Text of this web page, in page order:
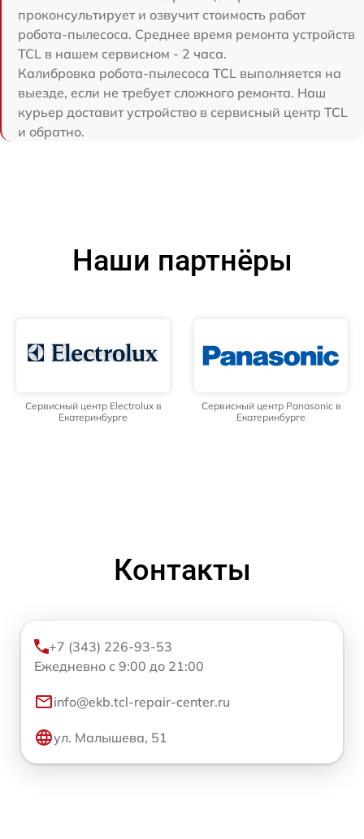
проконсультирует и озвучит стоимость работ
робота-пылесоса. Среднее время ремонта устройств
TCL в нашем сервисном - 2 часа.
Калибровка робота-пылесоса TCL выполняется на
выезде, если не требует сложного ремонта. Наш
курьер доставит устройство в сервисный центр TCL
и обратно.
Наши партнёры
Сервисный центр Electrolux в
Екатеринбурге
Сервисный центр Panasonic в
Екатеринбурге
Контакты
+7 (343) 226-93-53
Ежедневно с 9:00 до 21:00
info@ekb.tcl-repair-center.ru
ул. Малышева, 51